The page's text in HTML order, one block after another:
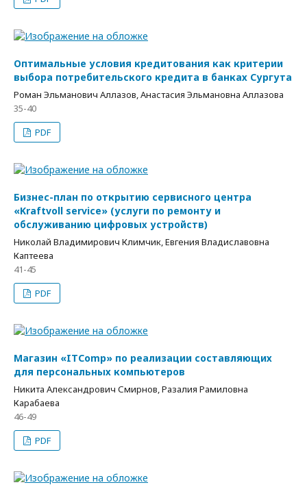
Оптимальные условия кредитования как критерии
выбора потребительского кредита в банках Сургута
Роман Эльманович Аллазов, Анастасия Эльмановна Аллазова
35-40
PDF
Бизнес-план по открытию сервисного центра
«Kraftvoll service» (услуги по ремонту и
обслуживанию цифровых устройств)
Николай Владимирович Климчик, Евгения Владиславовна
Каптеева
41-45
PDF
Магазин «ITComp» по реализации составляющих
для персональных компьютеров
Никита Александрович Смирнов, Разалия Рамиловна
Карабаева
46-49
PDF